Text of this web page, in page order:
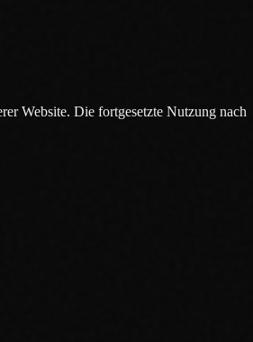
Website. Die fortgesetzte Nutzung nach